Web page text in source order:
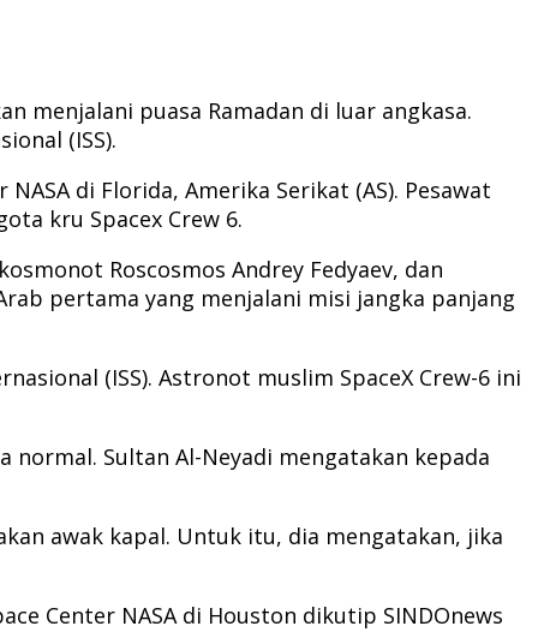
menjalani puasa Ramadan di luar angkasa.
(ISS).
di Florida, Amerika Serikat (AS). Pesawat
kru Spacex Crew 6.
Roscosmos Andrey Fedyaev, dan
pertama yang menjalani misi jangka panjang
(ISS). Astronot muslim SpaceX Crew-6 ini
Sultan Al-Neyadi mengatakan kepada
awak kapal. Untuk itu, dia mengatakan, jika
Center NASA di Houston dikutip SINDOnews